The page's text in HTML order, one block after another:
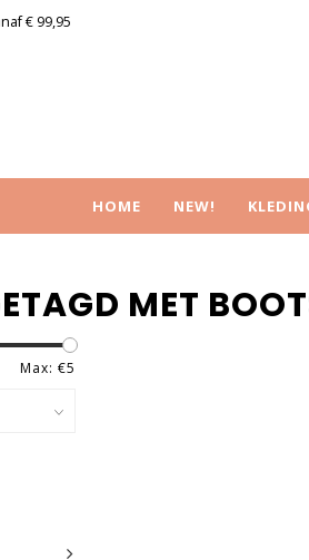
€ 99,95
HOME NEW!
MET
Max: €5